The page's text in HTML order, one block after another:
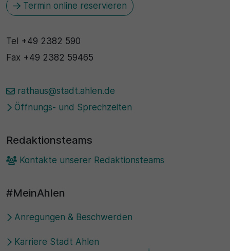
Termin online reservieren
Tel +49 2382 590
Fax +49 2382 59465
rathaus@stadt.ahlen.de
Öffnungs- und Sprechzeiten
Redaktionsteams
Kontakte unserer Redaktionsteams
#MeinAhlen
Anregungen & Beschwerden
Karriere Stadt Ahlen